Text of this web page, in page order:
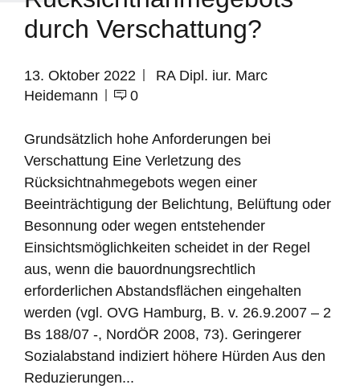
durch Verschattung?
13. Oktober 2022
RA Dipl. iur. Marc
Heidemann
0
Grundsätzlich hohe Anforderungen bei
Verschattung Eine Verletzung des
Rücksichtnahmegebots wegen einer
Beeinträchtigung der Belichtung, Belüftung oder
Besonnung oder wegen entstehender
Einsichtsmöglichkeiten scheidet in der Regel
aus, wenn die bauordnungsrechtlich
erforderlichen Abstandsflächen eingehalten
werden (vgl. OVG Hamburg, B. v. 26.9.2007 – 2
Bs 188/07 -, NordÖR 2008, 73). Geringerer
Sozialabstand indiziert höhere Hürden Aus den
Reduzierungen...